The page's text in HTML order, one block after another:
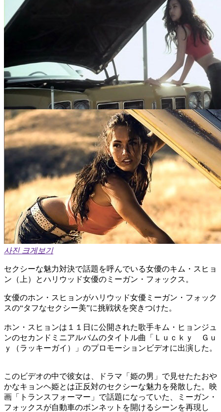
사진 크게보기
セクシーな魅力対決で話題を呼んでいる女優のキム・スヒョ
ン（上）とハリウッド女優のミーガン・フォックス。
女優のホン・スヒョンがハリウッド女優ミーガン・フォック
スの“タフなセクシー美”に挑戦状を突きつけた。
ホン・スヒョンは１１日に公開された歌手キム・ヒョンジュ
ンのセカンドミニアルバムのタイトル曲「Ｌｕｃｋｙ Ｇｕ
ｙ（ラッキーガイ）」のプロモーションビデオに出演した。
このビデオの中で彼女は、ドラマ「姫の男」で見せたたおや
かなキョンヘ姫とは正反対のセクシーな魅力を発散した。映
画「トランスフォーマー」で話題になっていた、ミーガン・
フォックスが自動車のボンネットを開けるシーンを再現し